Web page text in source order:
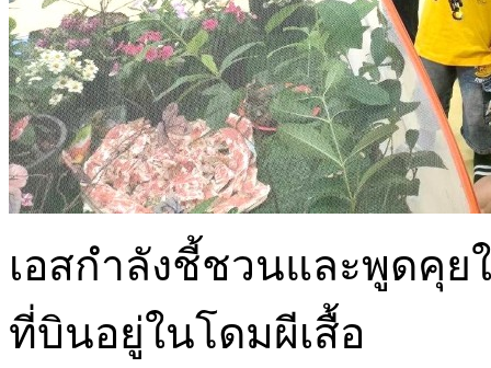
เอสกำลังชี้ชวนและพูดคุย
ที่บินอยู่ในโดมผีเสื้อ